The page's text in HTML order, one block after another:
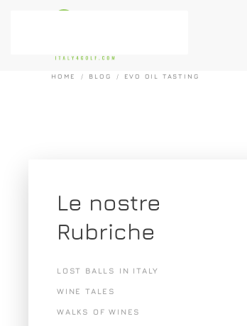
HOME BLOG EVO OIL TASTING
Le nostre
Rubriche
LOST BALLS IN ITALY
WINE TALES
WALKS OF WINES